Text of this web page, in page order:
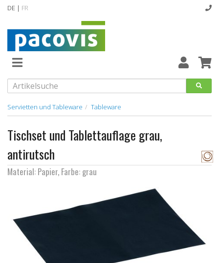
DE | FR
Abverkaufsartikel
Neuheiten
Vollsortiment
Hygiene
Kataloge
Rohstoffe
Convenience
Servietten und Tableware Tableware
Tischset und Tablettauflage grau,
antirutsch
Material: Papier, Farbe: grau